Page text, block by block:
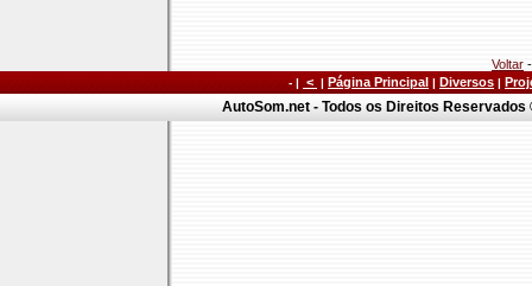
Voltar
- | < | Página Principal | Diversos |
AutoSom.net - Todos os Direitos